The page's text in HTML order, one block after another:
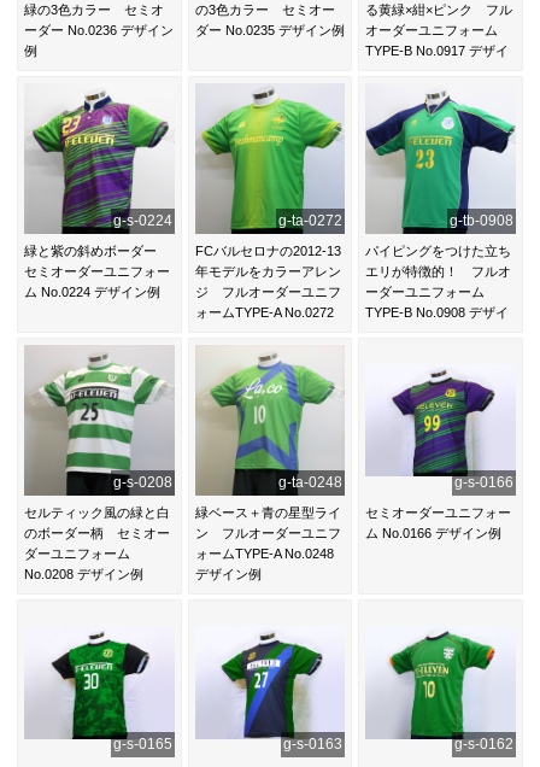
緑の3色カラー セミオ
ーダー No.0236 デザイン
例
の3色カラー セミオー
ダー No.0235 デザイン例
る黄緑×紺×ピンク フル
オーダーユニフォーム
TYPE-B No.0917 デザイ
g-s-0224
緑と紫の斜めボーダー
セミオーダーユニフォー
ム No.0224 デザイン例
g-ta-0272
FCバルセロナの2012-13
年モデルをカラーアレン
ジ フルオーダーユニフ
ォームTYPE-A No.0272
g-tb-0908
パイピングをつけた立ち
エリが特徴的！ フルオ
ーダーユニフォーム
TYPE-B No.0908 デザイ
g-s-0208
セルティック風の緑と白
のボーダー柄 セミオー
ダーユニフォーム
No.0208 デザイン例
g-ta-0248
緑ベース＋青の星型ライ
ン フルオーダーユニフ
ォームTYPE-A No.0248
デザイン例
g-s-0166
セミオーダーユニフォー
ム No.0166 デザイン例
g-s-0165 g-s-0163 g-s-0162